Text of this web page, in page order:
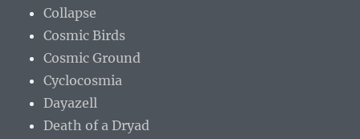
Collapse
Cosmic Birds
Cosmic Ground
Cyclocosmia
Dayazell
Death of a Dryad